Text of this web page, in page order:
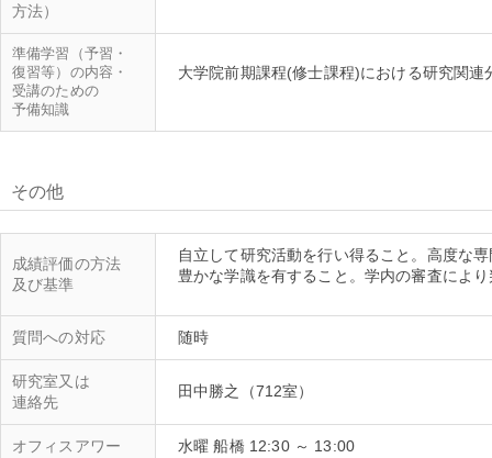
方法）
準備学習（予習・
復習等）の内容・
受講のための
予備知識
大学院前期課程(修士課程)における研究関
その他
成績評価の方法
及び基準
自立して研究活動を行い得ること。高度な
豊かな学識を有すること。学内の審査によ
質問への対応
研究室又は
連絡先
オフィスアワー 水曜 船橋 12:30 ～ 13:00